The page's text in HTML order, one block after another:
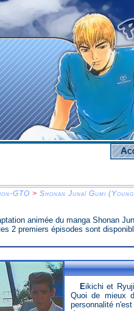
GTO > Shonan Junaï Gumi
animée du manga Shonan
2 premiers épisodes sont
Eikichi et Ryuji, des loubards en quête de repenti, ont décidé que cet été serait leur dernier en tant que puceaux.
Quoi de mieux
personnalité